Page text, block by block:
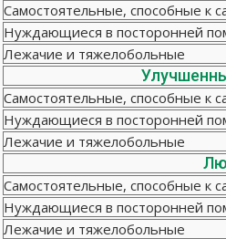
Самостоятельные, способные к
Нуждающиеся в посторонней
Лежачие и тяжелобольные
Самостоятельные, способные к
Нуждающиеся в посторонней
Лежачие и тяжелобольные
Самостоятельные, способные к
Нуждающиеся в посторонней
Лежачие и тяжелобольные